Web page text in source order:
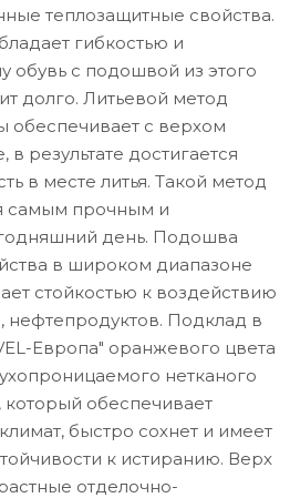
теплозащитные свойства.
гибкостью и
обувь с подошвой из этого
долго. Литьевой метод
обеспечивает с верхом
результате достигается
в месте литья. Такой метод
самым прочным и
день. Подошва
в широком диапазоне
стойкостью к воздействию
нефтепродуктов. Подклад в
Европа" оранжевого цвета
нетканого
который обеспечивает
быстро сохнет и имеет
к истиранию. Верх
отделочно-